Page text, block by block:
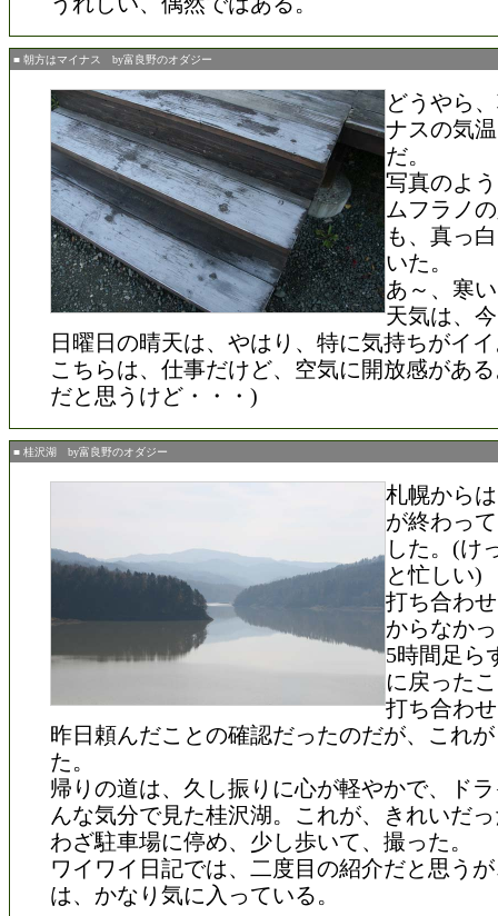
■ 朝方はマイナス by富良野のオダジー
どうやら
ナスの気
だ。
写真のよ
ムフラノ
も、真っ
いた。
あ～、寒
天気は、
日曜日の晴天は、やはり、特に気持ちがイ
こちらは、仕事だけど、空気に開放感があ
だと思うけど・・・)
■ 桂沢湖 by富良野のオダジー
札幌から
が終わっ
した。(け
と忙しい)
打ち合わ
からなか
5時間足ら
に戻った
打ち合わ
昨日頼んだことの確認だったのだが、これ
た。
帰りの道は、久し振りに心が軽やかで、ド
んな気分で見た桂沢湖。これが、きれいだ
わざ駐車場に停め、少し歩いて、撮った。
ワイワイ日記では、二度目の紹介だと思う
は、かなり気に入っている。